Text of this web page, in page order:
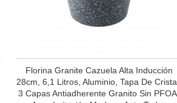
Florina Granite Cazuela Alta Inducción
28cm, 6,1 Litros, Aluminio, Tapa De
3 Capas Antiadherente Granito Sin PFOA,